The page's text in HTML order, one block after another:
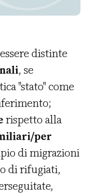
distinte
, se
"stato" come
rispetto alla
per
di migrazioni
di rifugiati,